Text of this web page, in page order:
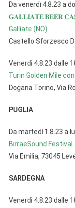
Da venerdì 4.8.23 a
𝐆𝐀𝐋𝐋𝐈𝐀𝐓𝐄 𝐁𝐄𝐄𝐑
Galliate (NO)
Castello Sforzesco
Venerdì 4.8.23 dalle
Turin Golden Mile
Dogana Torino, Via
PUGLIA
Da martedì 1.8.23 a
BirraeSound Festival
Via Emilia, 73045
SARDEGNA
Venerdì 4.8.23 dalle